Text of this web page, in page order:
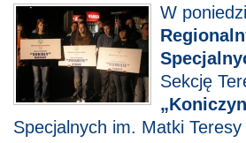
W
Sekcję
Specjalnych im. Matki Teresy